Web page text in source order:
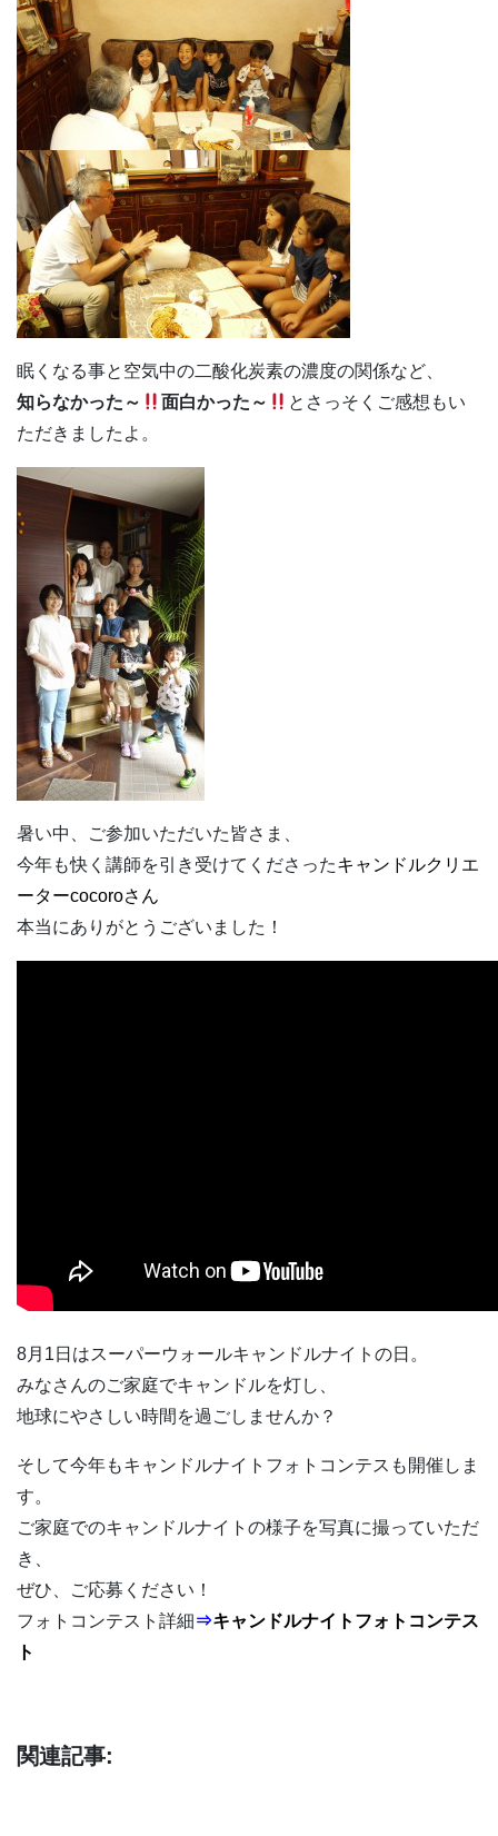
眠くなる事と空気中の二酸化炭素の濃度の関係など、
知らなかった～
面白かった～
とさっそくご感想もい
ただきましたよ。
暑い中、ご参加いただいた皆さま、
今年も快く講師を引き受けてくださったキャンドルクリエ
ーターcocoroさん
本当にありがとうございました！
8月1日はスーパーウォールキャンドルナイトの日。
みなさんのご家庭でキャンドルを灯し、
地球にやさしい時間を過ごしませんか？
そして今年もキャンドルナイトフォトコンテスも開催しま
す。
ご家庭でのキャンドルナイトの様子を写真に撮っていただ
き、
ぜひ、ご応募ください！
フォトコンテスト詳細⇒キャンドルナイトフォトコンテス
ト
関連記事: